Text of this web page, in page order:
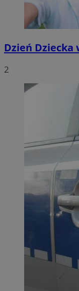
Dzień Dziecka
2